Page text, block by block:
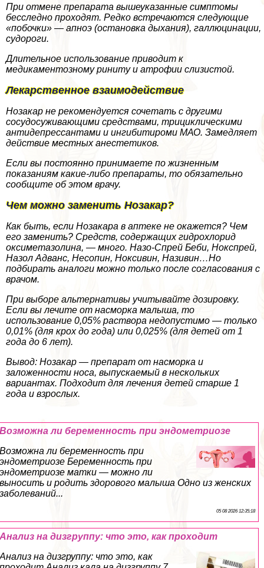
При отмене препарата вышеуказанные симптомы
бесследно проходят. Редко встречаются следующие
«побочки» — апноэ (остановка дыхания), галлюцинации,
судороги.
Длительное использование приводит к
медикаментозному риниту и атрофии слизистой.
Лекарственное взаимодействие
Нозакар не рекомендуется сочетать с другими
сосудосуживающими средствами, трициклическими
антидепрессантами и ингибитироми МАО. Замедляет
действие местных анестетиков.
Если вы постоянно принимаете по жизненным
показаниям какие-либо препараты, то обязательно
сообщите об этом врачу.
Чем можно заменить Нозакар?
Как быть, если Нозакара в аптеке не окажется? Чем
его заменить? Средств, содержащих гидрохлорид
оксиметазолина, — много. Назо-Спрей Беби, Нокспрей,
Назол Адванс, Несопин, Ноксивин, Називин…Но
подбирать аналоги можно только после согласования с
врачом.
При выборе альтернативы учитывайте дозировку.
Если вы лечите от насморка малыша, то
использование 0,05% раствора недопустимо — только
0,01% (для крох до года) или 0,025% (для детей от 1
года до 6 лет).
Вывод: Нозакар — препарат от насморка и
заложенности носа, выпускаемый в нескольких
вариантах. Подходит для лечения детей старше 1
года и взрослых.
Возможна ли беременность при эндометриозе
Возможна ли беременность при
эндометриозе Беременность при
эндометриозе матки — можно ли
выносить и родить здорового малыша Одно из женских
заболеваний...
05 08 2026 12:35:18
Анализ на дизгруппу: что это, как проходит
Анализ на дизгруппу: что это, как